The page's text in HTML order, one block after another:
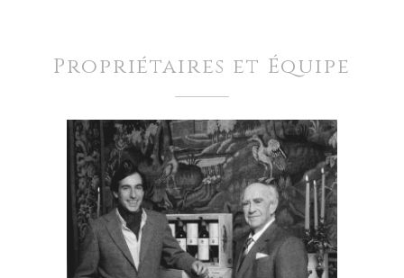
Propriétaires et Équipe